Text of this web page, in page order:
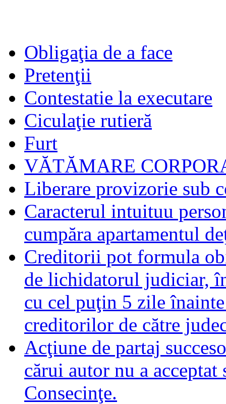
Obligaţia de a face
Pretenţii
Contestatie la executare
Ciculaţie rutieră
Furt
VĂTĂMARE
Liberare provizorie sub
Caracterul intuituu
cumpăra apartamentul
Creditorii pot formula
de lichidatorul judiciar,
cu cel puţin 5 zile
creditorilor de către
Acţiune de partaj
cărui autor nu a
Consecinţe.